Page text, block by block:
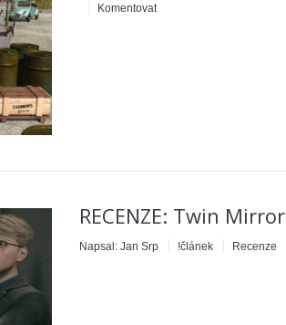
Komentovat
RECENZE: Twin Mirror
Napsal: Jan Srp !článek Recenze